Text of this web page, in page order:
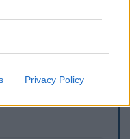
Privacy Policy
σχόλια θα